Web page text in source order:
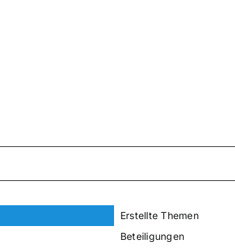
Erstellte Themen
Beteiligungen